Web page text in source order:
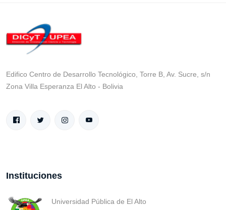
Edifico Centro de Desarrollo Tecnológico, Torre B, Av. Sucre, s/n
Zona Villa Esperanza El Alto - Bolivia
Instituciones
Universidad Pública de El Alto